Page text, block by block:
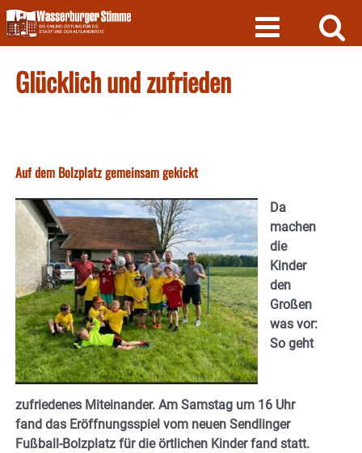
Skip
to
content
Glücklich und zufrieden
Auf dem Bolzplatz gemeinsam gekickt
Da
machen
die
Kinder
den
Großen
was vor:
So geht
zufriedenes Miteinander. Am Samstag um 16 Uhr
fand das Eröffnungsspiel vom neuen Sendlinger
Fußball-Bolzplatz für die örtlichen Kinder fand statt.